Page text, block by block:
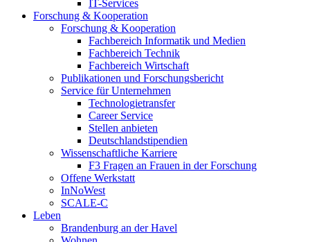
IT-Services
Forschung & Kooperation
Forschung & Kooperation
Fachbereich Informatik und Medien
Fachbereich Technik
Fachbereich Wirtschaft
Publikationen und Forschungsbericht
Service für Unternehmen
Technologietransfer
Career Service
Stellen anbieten
Deutschlandstipendien
Wissenschaftliche Karriere
F3 Fragen an Frauen in der Forschung
Offene Werkstatt
InNoWest
SCALE-C
Leben
Brandenburg an der Havel